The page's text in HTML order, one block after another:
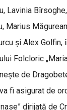
Lavinia
Marius
și Alex
Folcloric
de
fi asigurat de
dirijată de